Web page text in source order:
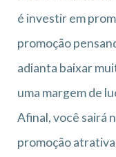
é investir em
promoção
adianta baixar
uma margem de
Afinal, você sairá
promoção